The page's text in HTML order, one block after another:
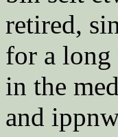
retired,
for a long
in the
and